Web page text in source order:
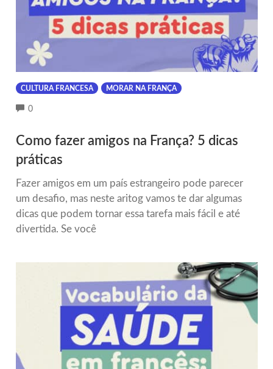
CULTURA FRANCESA MORAR NA FRANÇA
0COMMENTS
Como fazer amigos na França? 5 dicas
práticas
Fazer amigos em um país estrangeiro pode parecer
um desafio, mas neste aritog vamos te dar algumas
dicas que podem tornar essa tarefa mais fácil e até
divertida. Se você